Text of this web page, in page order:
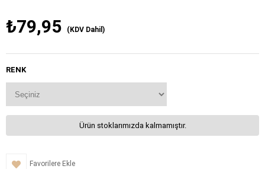
₺79,95 (KDV Dahil)
RENK
Ürün stoklarımızda kalmamıştır.
Favorilere Ekle